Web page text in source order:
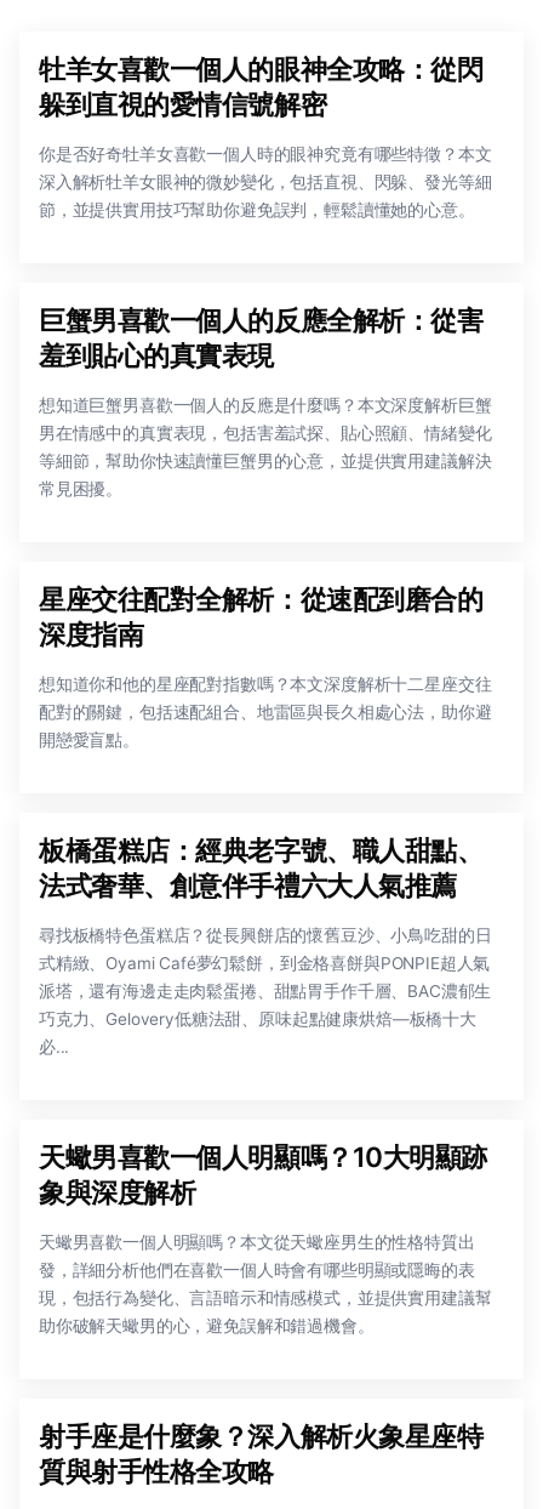
牡羊女喜歡一個人的眼神全攻略：從閃
躲到直視的愛情信號解密
你是否好奇牡羊女喜歡一個人時的眼神究竟有哪些特徵？本文
深入解析牡羊女眼神的微妙變化，包括直視、閃躲、發光等細
節，並提供實用技巧幫助你避免誤判，輕鬆讀懂她的心意。
巨蟹男喜歡一個人的反應全解析：從害
羞到貼心的真實表現
想知道巨蟹男喜歡一個人的反應是什麼嗎？本文深度解析巨蟹
男在情感中的真實表現，包括害羞試探、貼心照顧、情緒變化
等細節，幫助你快速讀懂巨蟹男的心意，並提供實用建議解決
常見困擾。
星座交往配對全解析：從速配到磨合的
深度指南
想知道你和他的星座配對指數嗎？本文深度解析十二星座交往
配對的關鍵，包括速配組合、地雷區與長久相處心法，助你避
開戀愛盲點。
板橋蛋糕店：經典老字號、職人甜點、
法式奢華、創意伴手禮六大人氣推薦
尋找板橋特色蛋糕店？從長興餅店的懷舊豆沙、小鳥吃甜的日
式精緻、Oyami Café夢幻鬆餅，到金格喜餅與PONPIE超人氣
派塔，還有海邊走走肉鬆蛋捲、甜點胃手作千層、BAC濃郁生
巧克力、Gelovery低糖法甜、原味起點健康烘焙—板橋十大
必...
天蠍男喜歡一個人明顯嗎？10大明顯跡
象與深度解析
天蠍男喜歡一個人明顯嗎？本文從天蠍座男生的性格特質出
發，詳細分析他們在喜歡一個人時會有哪些明顯或隱晦的表
現，包括行為變化、言語暗示和情感模式，並提供實用建議幫
助你破解天蠍男的心，避免誤解和錯過機會。
射手座是什麼象？深入解析火象星座特
質與射手性格全攻略